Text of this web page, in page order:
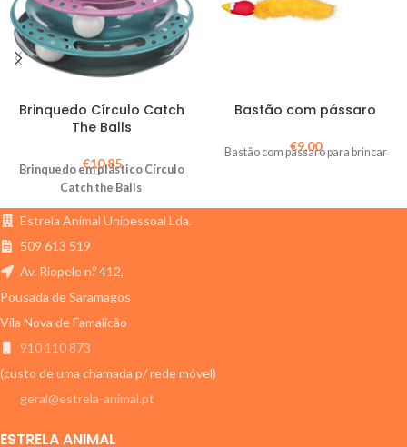
Brinquedo Círculo Catch
The Balls
€10,85
Brinquedo em plástico Círculo
Catch the Balls
Bastão com pássaro
€9,00
Bastão com pássaro para brincar
Estrela Animal Unipessoal Lda.
509 613 519
Av. Riopele n.º 412,
Pousada de Saramagos
Vila Nova de Famalicão
910 110 873
(custo de uma chamada p/ rede móvel)
geral@estrela-animal.pt
ESTRELA ANIMAL